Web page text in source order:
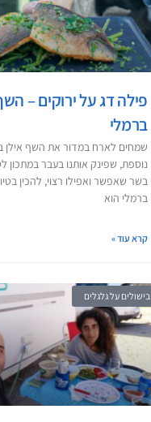
פילה דג על ירוקים –
ברמלי
שמחים לארח במדור את השף אילן
נוספת, שפינק אותנו בעבר במתכון
בשר שאפשר ואפילו רצוי, להכין
ברמלי הוא
קרא עוד »
בישולים על גלגלים